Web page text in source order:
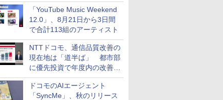
「YouTube Music Weekend
12.0」、8月21日から3日間
で合計113組のアーティスト
NTTドコモ、通信品質改善の
現在地は「道半ば」 都市部
に優先投資で年度内の改善目
指す
ドコモのAIエージェント
「SyncMe」、秋のリリース